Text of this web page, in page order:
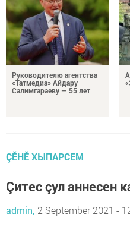
Руководителю агентства
«Татмедиа» Айдару
Салимгараеву — 55 лет
ÇӖНӖ ХЫПАРСЕМ
Çитес çул аннесен
admin, 2 September 2021 -